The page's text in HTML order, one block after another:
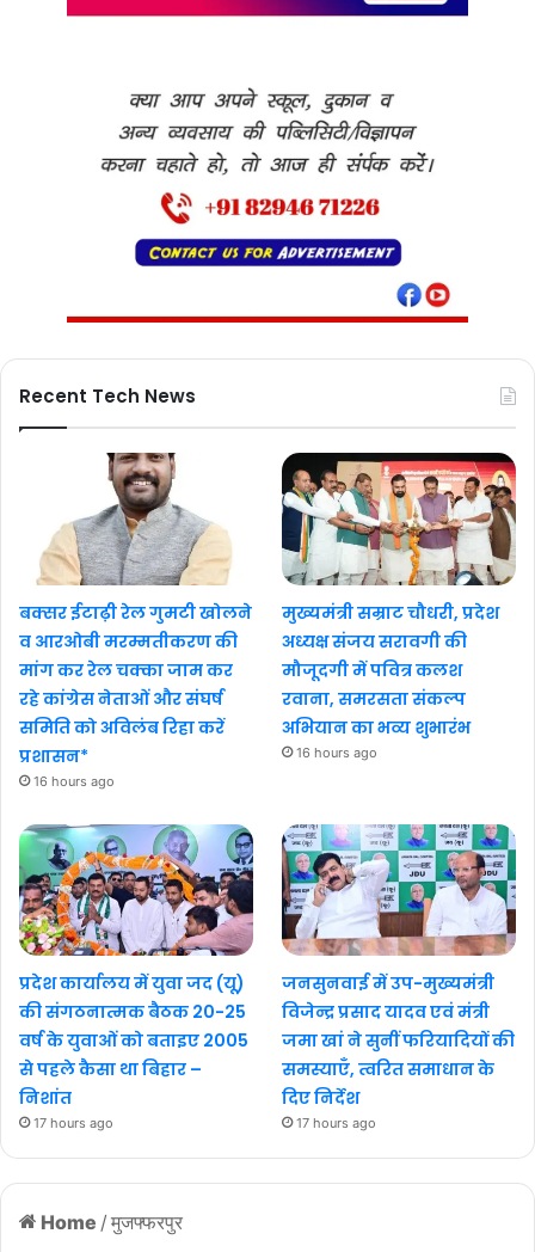
Home / मुजफ्फरपुर
Recent Tech News
बक्सर ईटाढ़ी रेल गुमटी खोलने
व आरओबी मरम्मतीकरण की
मांग कर रेल चक्का जाम कर
रहे कांग्रेस नेताओं और संघर्ष
समिति को अविलंब रिहा करें
प्रशासन*
16 hours ago
मुख्यमंत्री सम्राट चौधरी, प्रदेश
अध्यक्ष संजय सरावगी की
मौजूदगी में पवित्र कलश
रवाना, समरसता संकल्प
अभियान का भव्य शुभारंभ
16 hours ago
प्रदेश कार्यालय में युवा जद (यू)
की संगठनात्मक बैठक 20-25
वर्ष के युवाओं को बताइए 2005
से पहले कैसा था बिहार –
निशांत
17 hours ago
जनसुनवाई में उप-मुख्यमंत्री
विजेन्द्र प्रसाद यादव एवं मंत्री
जमा खां ने सुनीं फरियादियों की
समस्याएँ, त्वरित समाधान के
दिए निर्देश
17 hours ago